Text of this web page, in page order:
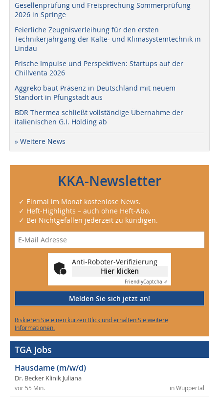
Gesellenprüfung und Freisprechung Sommerprüfung
2026 in Springe
Feierliche Zeugnisverleihung für den ersten
Technikerjahrgang der Kälte- und Klimasystemtechnik in
Lindau
Frische Impulse und Perspektiven: Startups auf der
Chillventa 2026
Aggreko baut Präsenz in Deutschland mit neuem
Standort in Pfungstadt aus
BDR Thermea schließt vollständige Übernahme der
italienischen G.I. Holding ab
» Weitere News
KKA-Newsletter
✓ Einmal im Monat kostenlose News.
✓ Heft-Highlights – auch ohne Heft-Abo.
✓ Bei Nichtgefallen jederzeit zu kündigen.
Anti-Roboter-Verifizierung
Hier klicken
FriendlyCaptcha ⇗
Melden Sie sich jetzt an!
Riskieren Sie einen kurzen Blick und erhalten Sie weitere
Informationen.
TGA Jobs
Hausdame (m/w/d)
Dr. Becker Klinik Juliana
in Wuppertal
vor 55 Min.